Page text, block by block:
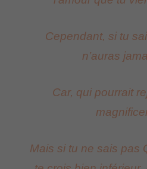
Cependant, si tu
n’auras
Car, qui pourrait
Mais si tu ne sais pas